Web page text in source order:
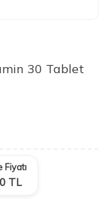
30 Tablet
Fiyatı
TL